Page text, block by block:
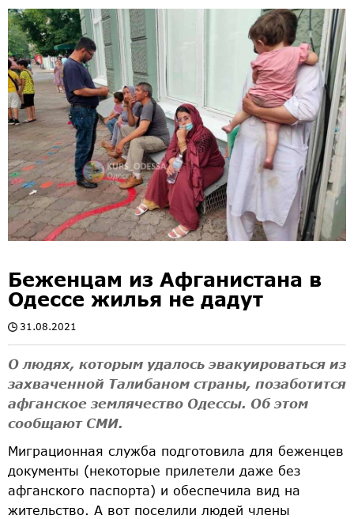
Беженцам из Афганистана в
Одессе жилья не дадут
31.08.2021
О людях, которым удалось эвакуироваться из
захваченной Талибаном страны, позаботится
афганское землячество Одессы. Об этом
сообщают СМИ.
Миграционная служба подготовила для беженцев
документы (некоторые прилетели даже без
афганского паспорта) и обеспечила вид на
жительство. А вот поселили людей члены